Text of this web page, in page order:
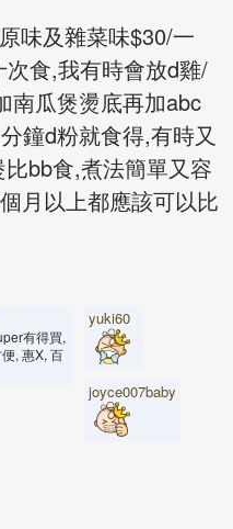
味及雜菜味$30/一
食,我有時會放d雞/
南瓜煲燙底再加abc
鐘d粉就食得,有時又
bb食,煮法簡單又容
月以上都應該可以比
有得買,
, 惠X, 百
yuki60
joyce007baby